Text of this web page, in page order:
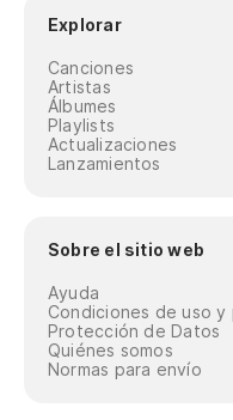
Explorar
Canciones
Artistas
Álbumes
Playlists
Actualizaciones
Lanzamientos
Sobre el sitio web
Ayuda
Condiciones de uso y
Protección de Datos
Quiénes somos
Normas para envío